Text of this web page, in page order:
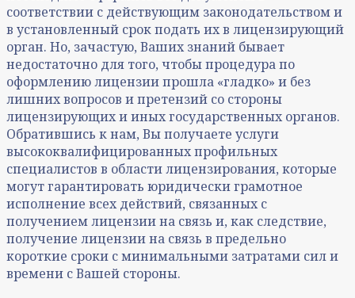
соответствии с действующим законодательством и
в установленный срок подать их в лицензирующий
орган. Но, зачастую, Ваших знаний бывает
недостаточно для того, чтобы процедура по
оформлению лицензии прошла «гладко» и без
лишних вопросов и претензий со стороны
лицензирующих и иных государственных органов.
Обратившись к нам, Вы получаете услуги
высококвалифицированных профильных
специалистов в области лицензирования, которые
могут гарантировать юридически грамотное
исполнение всех действий, связанных с
получением лицензии на связь и, как следствие,
получение лицензии на связь в предельно
короткие сроки с минимальными затратами сил и
времени с Вашей стороны.